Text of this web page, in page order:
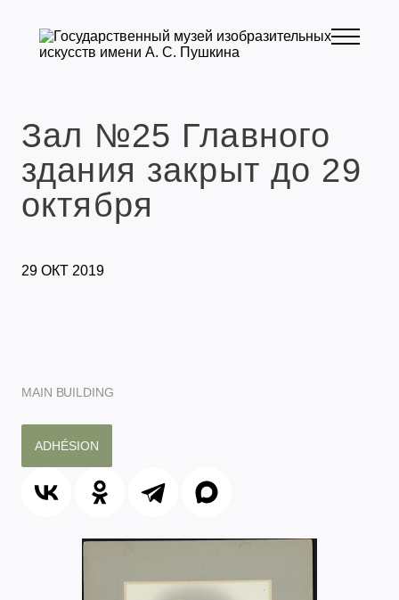
Зал №25 Главного
здания закрыт до 29
октября
29 ОКТ 2019
MAIN BUILDING
ADHÉSION